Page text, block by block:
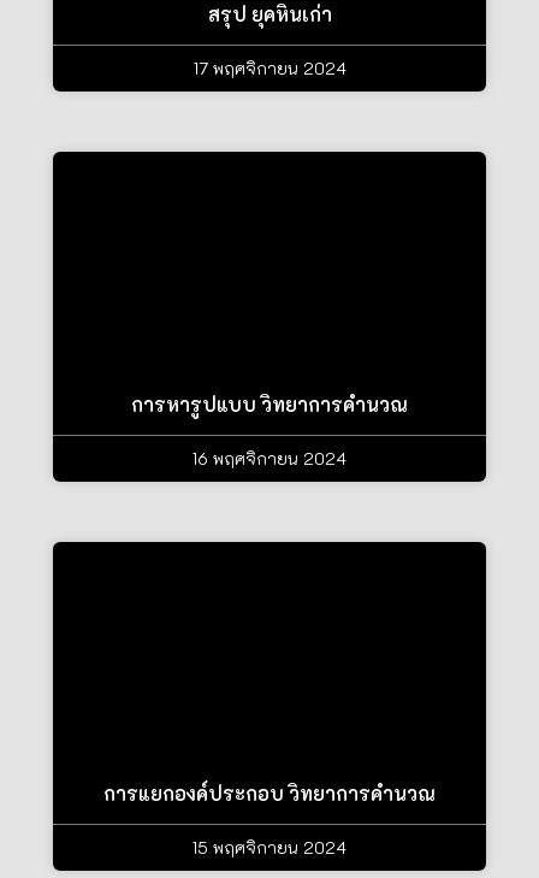
สรุป ยุคหินเก่า
17 พฤศจิกายน 2024
การหารูปแบบ วิทยาการคำนวณ
16 พฤศจิกายน 2024
การแยกองค์ประกอบ วิทยาการคำนวณ
15 พฤศจิกายน 2024